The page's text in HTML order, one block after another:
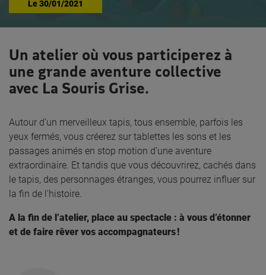
Le30/01/2021
Un atelier où vous participerez à
une grande aventure collective
avec La Souris Grise.
Autour d’un merveilleux tapis, tous ensemble, parfois les
yeux fermés, vous créerez sur tablettes les sons et les
passages animés en stop motion d’une aventure
extraordinaire. Et tandis que vous découvrirez, cachés dans
le tapis, des personnages étranges, vous pourrez influer sur
la fin de l’histoire.
A la fin de l’atelier, place au spectacle : à vous d’étonner
et de faire rêver vos accompagnateurs !